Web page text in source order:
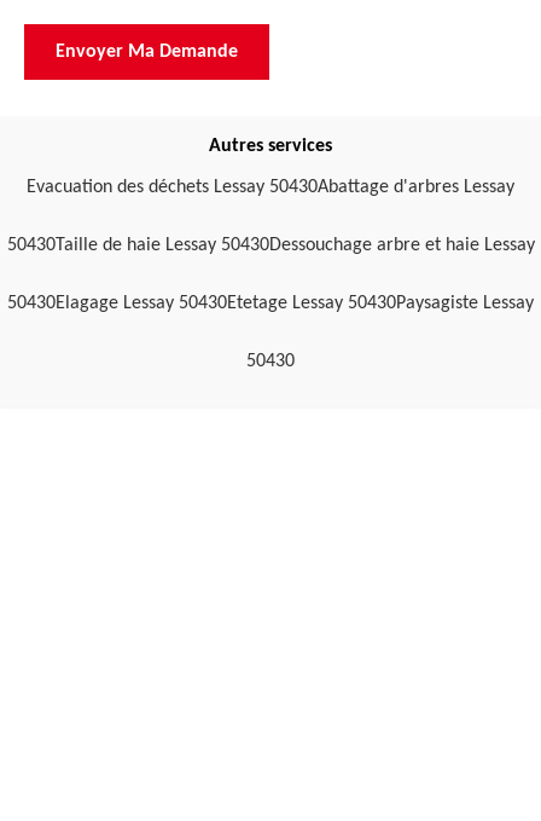
Autres services
Evacuation des déchets Lessay 50430Abattage d'arbres Lessay
50430Taille de haie Lessay 50430Dessouchage arbre et haie Lessay
50430Elagage Lessay 50430Etetage Lessay 50430Paysagiste Lessay
50430